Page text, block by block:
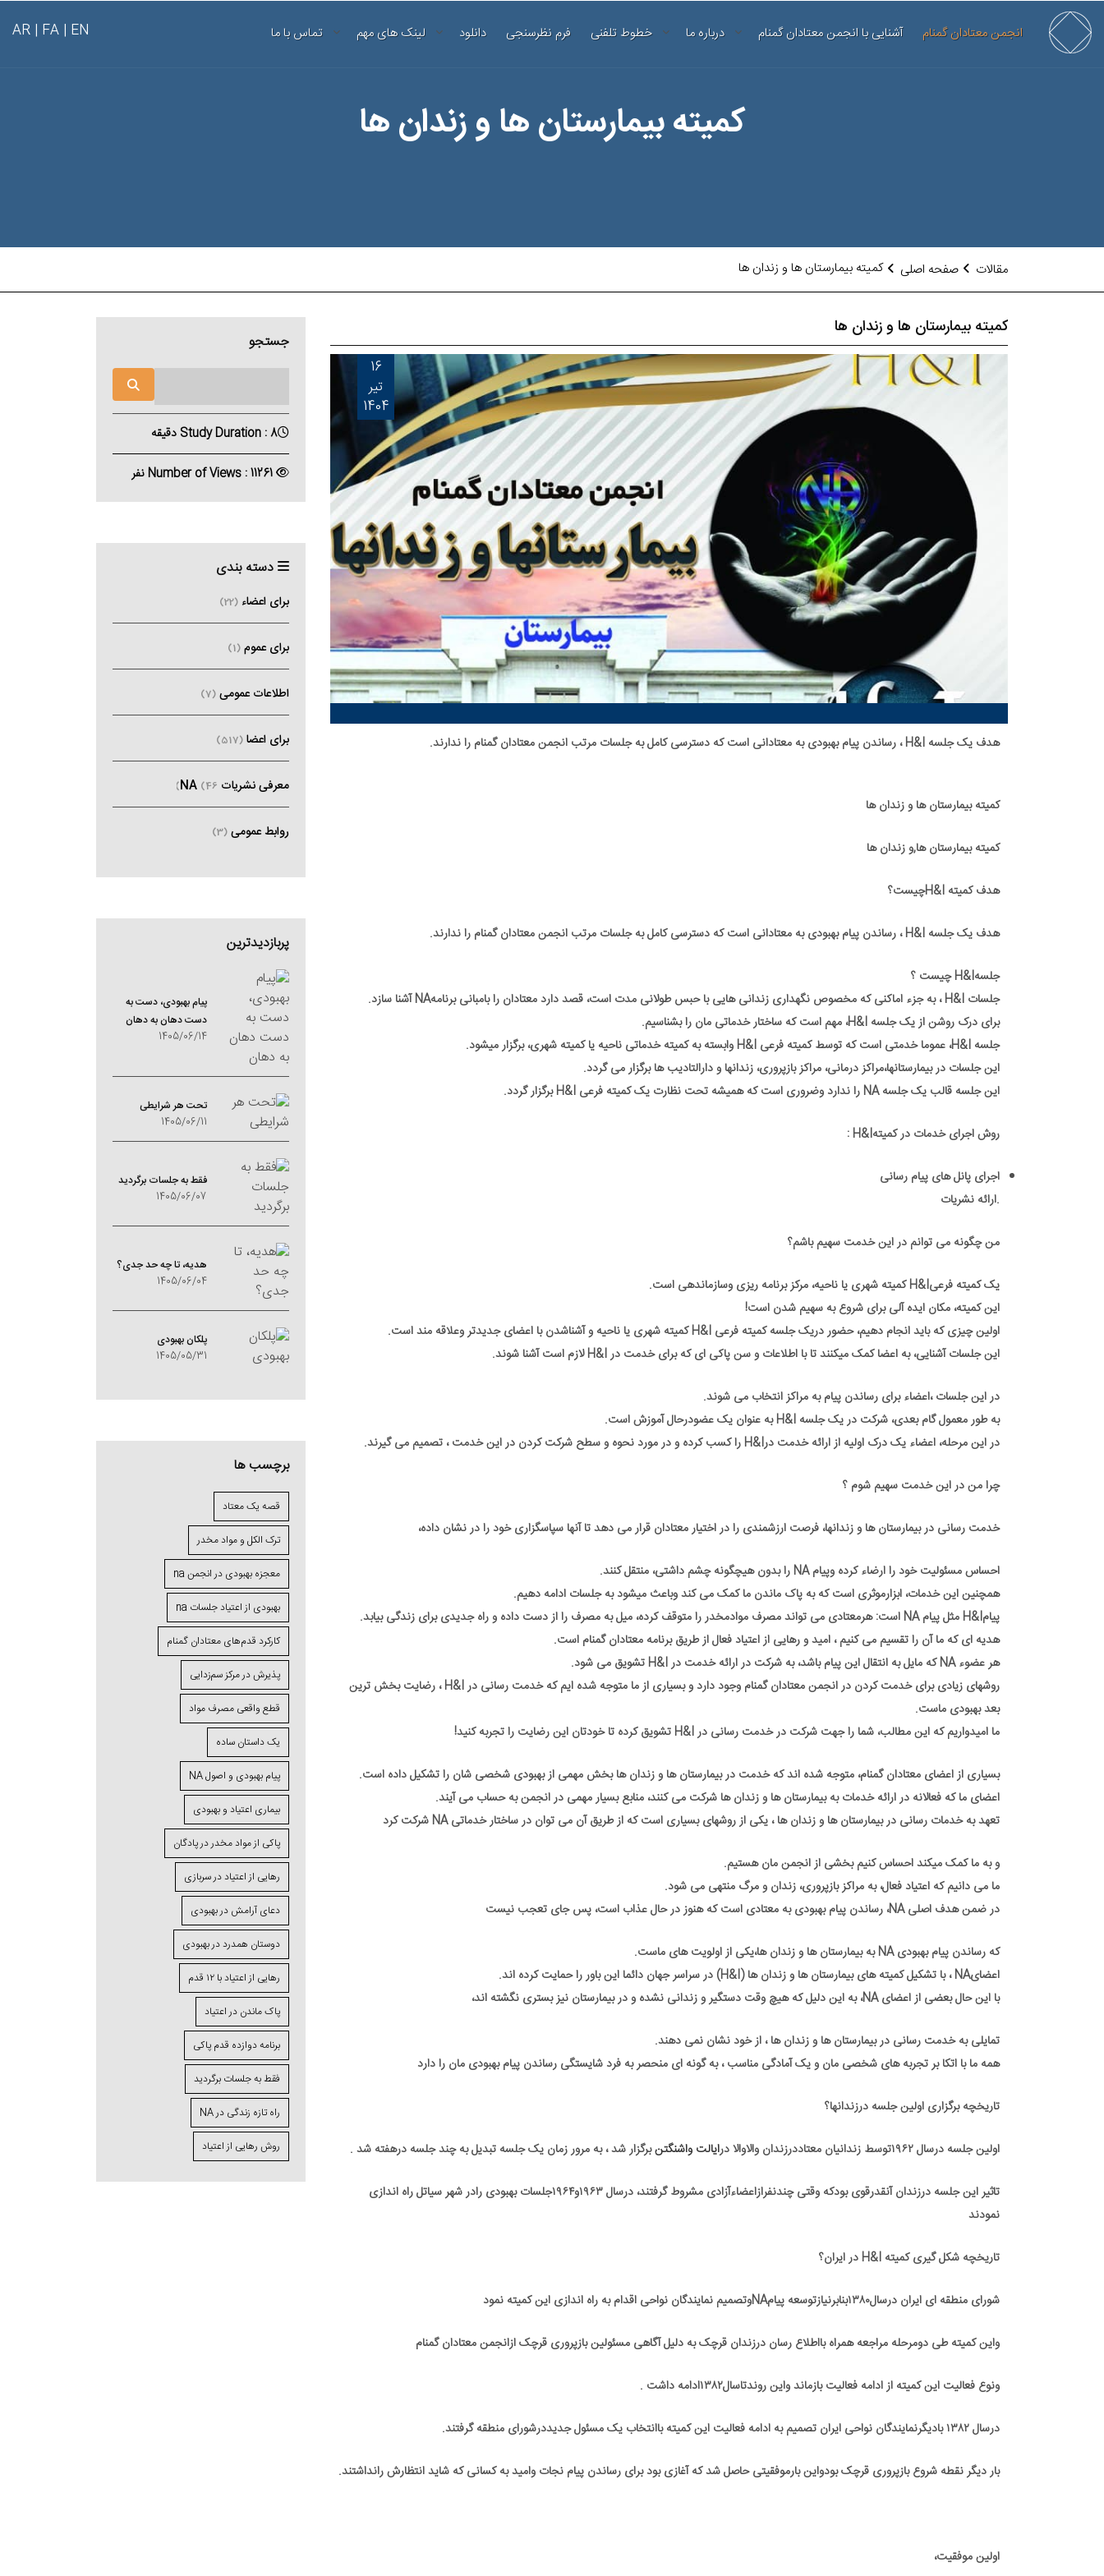
EN |
FA |
AR انجمن معتادان گمنام آشنایی با انجمن معتادان گمنام درباره ما خطوط تلفنی فرم نظرسنجی دانلود لینک های مهم تماس با ما
کمیته بیمارستان ها و زندان ها
مقالات صفحه اصلی کمیته بیمارستان ها و زندان ها
کمیته بیمارستان ها و زندان ها
16
تیر
1404
هدف یک جلسه H&I ، رساندن پیام بهبودی به معتادانی است که دسترسی کامل به جلسات مرتب انجمن معتادان گمنام را ندارند.
کمیته بیمارستان ها و زندان ها
کمیته بیمارستان ها,و زندان ها
هدف کمیته H&Iچیست؟
هدف یک جلسه H&I ، رساندن پیام بهبودی به معتادانی است که دسترسی کامل به جلسات مرتب انجمن معتادان گمنام را ندارند.
جلسهH&I چیست ؟
جلسات H&I ، به جزء اماکنی که مخصوص نگهداری زندانی هایی با حبس طولانی مدت است، قصد دارد معتادان را بامبانی برنامهNA آشنا سازد.
برای درک روشن از یک جلسه H&I، مهم است که ساختار خدماتی مان را بشناسیم.
جلسه H&I، عموما خدمتی است که توسط کمیته فرعی H&I وابسته به کمیته خدماتی ناحیه یا کمیته شهری، برگزار میشود.
این جلسات در بیمارستانها،مراکز درمانی، مراکز بازپروری، زندانها و دارالتادیب ها برگزار می گردد.
این جلسه قالب یک جلسه NA را ندارد وضروری است که همیشه تحت نظارت یک کمیته فرعی H&I برگزار گردد.
روش اجرای خدمات در کمیتهH&I :
اجرای پانل های پیام رسانی
.ارائه نشریات
من چگونه می توانم در این خدمت سهیم باشم؟
یک کمیته فرعیH&I کمیته شهری یا ناحیه، مرکز برنامه ریزی وسازماندهی است.
این کمیته، مکان ایده آلی برای شروع به سهیم شدن است!
اولین چیزی که باید انجام دهیم، حضور دریک جلسه کمیته فرعی H&I کمیته شهری یا ناحیه و آشناشدن با اعضای جدیدتر وعلاقه مند است.
این جلسات آشنایی، به اعضا کمک میکنند تا با اطلاعات و سن پاکی ای که برای خدمت در H&I لازم است آشنا شوند.
در این جلسات ،اعضاء برای رساندن پیام به مراکز انتخاب می شوند.
به طور معمول گام بعدی، شرکت در یک جلسه H&I به عنوان یک عضودرحال آموزش است.
در این مرحله، اعضاء یک درک اولیه از ارائه خدمت درH&I را کسب کرده و در مورد نحوه و سطح شرکت کردن در این خدمت ، تصمیم می گیرند.
چرا من در این خدمت سهیم شوم ؟
خدمت رسانی در بیمارستان ها و زندانها، فرصت ارزشمندی را در اختیار معتادان قرار می دهد تا آنها سپاسگزاری خود را در نشان داده،
احساس مسئولیت خود را ارضاء کرده وپیام NA را بدون هیچگونه چشم داشتی، منتقل کنند.
همچنین این خدمات، ابزارموثری است که به پاک ماندن ما کمک می کند وباعث میشود به جلسات ادامه دهیم.
پیامH&I مثل پیام NA است: هرمعتادی می تواند مصرف موادمخدر را متوقف کرده، میل به مصرف را از دست داده و راه جدیدی برای زندگی بیابد.
هدیه ای که ما آن را تقسیم می کنیم ، امید و رهایی از اعتیاد فعال از طریق برنامه معتادان گمنام است.
هر عضوء NA که مایل به انتقال این پیام باشد، به شرکت در ارائه خدمت در H&I تشویق می شود.
روشهای زیادی برای خدمت کردن در انجمن معتادان گمنام وجود دارد و بسیاری از ما متوجه شده ایم که خدمت رسانی در H&I ، رضایت بخش ترین
بعد بهبودی ماست.
ما امیدواریم که این مطالب، شما را جهت شرکت در خدمت رسانی در H&I تشویق کرده تا خودتان این رضایت را تجربه کنید!
بسیاری از اعضای معتادان گمنام، متوجه شده اند که خدمت در بیمارستان ها و زندان ها بخش مهمی از بهبودی شخصی شان را تشکیل داده است.
اعضای ما که فعالانه در ارائه خدمات به بیمارستان ها و زندان ها شرکت می کنند، منابع بسیار مهمی در انجمن به حساب می آیند.
تعهد به خدمات رسانی در بیمارستان ها و زندان ها ، یکی از روشهای بسیاری است که از طریق آن می توان در ساختار خدماتی NA شرکت کرد
و به ما کمک میکند احساس کنیم بخشی از انجمن مان هستیم.
ما می دانیم که اعتیاد فعال، به مراکز بازپروری، زندان و مرگ منتهی می شود.
در ضمن هدف اصلی NA، رساندن پیام بهبودی به معتادی است که هنوز در حال عذاب است، پس جای تعجب نیست
که رساندن پیام بهبودی NA به بیمارستان ها و زندان ها،یکی از اولویت های ماست.
اعضایNA ، با تشکیل کمیته های بیمارستان ها و زندان ها (H&I) در سراسر جهان دائما این باور را حمایت کرده اند.
با این حال بعضی از اعضای NA، به این دلیل که هیچ وقت دستگیر و زندانی نشده و در بیمارستان نیز بستری نگشته اند،
تمایلی به خدمت رسانی در بیمارستان ها و زندان ها ، از خود نشان نمی دهند.
همه ما با اتکا بر تجربه های شخصی مان و یک آمادگی مناسب ، به گونه ای منحصر به فرد شایستگی رساندن پیام بهبودی مان را دارد
تاریخچه برگزاری اولین جلسه درزندانها؟
اولین جلسه درسال ۱۹۶۲توسط زندانیان معتاددرزندان والاوالا در ایالت واشنگتنبرگزار شد ، به مرور زمان یک جلسه تبدیل به چند جلسه درهفته شد .
تاثیر این جلسه درزندان آنقدرقوی بودکه وقتی چندنفرازاعضاءآزادی مشروط گرفتند، درسال ۱۹۶۳و۱۹۶۴جلسات بهبودی رادر شهر سیاتل راه اندازی
نمودند
تاریخچه شکل گیری کمیته H&I در ایران؟
شورای منطقه ای ایران درسال۱۳۸۰بنابرنیازتوسعه پیامNAوتصمیم نمایندگان نواحی اقدام به راه اندازی این کمیته نمود
واین کمیته طی دومرحله مراجعه همراه بااطلاع رسان درزندان قرچک به دلیل آگاهی مسئولین بازپروری قرچک ازانجمن معتادان گمنام
ونوع فعالیت این کمیته از ادامه فعالیت بازماند واین روندتاسال۱۳۸۲ادامه داشت .
درسال ۱۳۸۲ بادیگرنمایندگان نواحی ایران تصمیم به ادامه فعالیت این کمیته باانتخاب یک مسئول جدیددرشورای منطقه گرفتند.
بار دیگر نقطه شروع بازپروری قرچک بودواین بارموفقیتی حاصل شد که آغازی بود برای رساندن پیام نجات وامید به کسانی که شاید انتظارش رانداشتند.
اولین موفقیت،
جستجو
Study Duration : 8 دقیقه
دسته بندی
برای اعضاء (22)
برای عموم (1)
اطلاعات عمومی (7)
برای اعضا (517)
معرفی نشریات NA (46)
روابط عمومی (3)
پربازدیدترین
پیام بهبودی، دست به
دست دهان به دهان
1405/06/14
تحت هر شرایطی
1405/06/11
فقط به جلسات برگردید
1405/06/07
هدیه، تا چه حد جدی؟
1405/06/04
پلکان بهبودی
1405/05/31
برچسب ها
قصه یک معتاد
ترک الکل و مواد مخدر
معجزه بهبودی در انجمن na
بهبودی از اعتیاد جلسات na
کارکرد قدم‌های معتادان گمنام
پذیرش در مرکز سم‌زدایی
قطع واقعی مصرف مواد
یک داستان ساده
پیام بهبودی و اصول NA
بیماری اعتیاد و بهبودی
پاکی از مواد مخدر در پادگان
رهایی از اعتیاد در سربازی
دعای آرامش در بهبودی
دوستان همدرد در بهبودی
رهایی از اعتیاد با ۱۲ قدم
پاک ماندن در اعتیاد
برنامه دوازده قدم پاکی
فقط به جلسات برگردید
راه تازه زندگی در NA
روش رهایی از اعتیاد